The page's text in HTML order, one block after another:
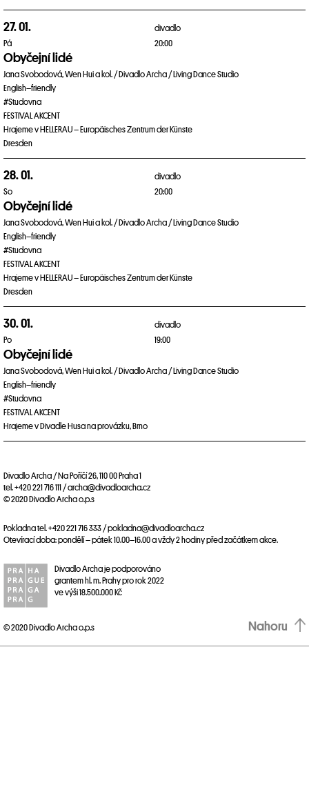
27. 01.
Pá
divadlo
20:00
Obyčejní lidé
Jana Svobodová, Wen Hui a kol. / Divadlo Archa / Living Dance Studio
English–friendly
#Studovna
FESTIVAL AKCENT
Hrajeme v HELLERAU – Europäisches Zentrum der Künste
Dresden
28. 01.
So
divadlo
20:00
Obyčejní lidé
Jana Svobodová, Wen Hui a kol. / Divadlo Archa / Living Dance Studio
English–friendly
#Studovna
FESTIVAL AKCENT
Hrajeme v HELLERAU – Europäisches Zentrum der Künste
Dresden
30. 01.
Po
divadlo
19:00
Obyčejní lidé
Jana Svobodová, Wen Hui a kol. / Divadlo Archa / Living Dance Studio
English–friendly
#Studovna
FESTIVAL AKCENT
Hrajeme v Divadle Husa na provázku, Brno
Divadlo Archa / Na Poříčí 26, 110 00 Praha 1
tel. +420 221 716 111 / archa@divadloarcha.cz
© 2020 Divadlo Archa o.p.s
Pokladna tel. +420 221 716 333 / pokladna@divadloarcha.cz
Otevírací doba: pondělí – pátek 10.00–16.00 a vždy 2 hodiny před začátkem akce.
Divadlo Archa je podporováno
grantem hl. m. Prahy pro rok 2022
ve výši 18.500.000 Kč
© 2020 Divadlo Archa o.p.s Nahoru